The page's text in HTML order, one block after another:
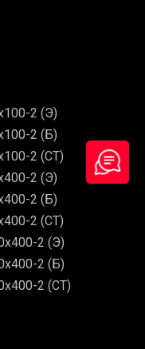
2 (Э)
2 (Б)
2 (СТ)
2 (Э)
2 (Б)
2 (СТ)
2 (Э)
2 (Б)
2 (СТ)